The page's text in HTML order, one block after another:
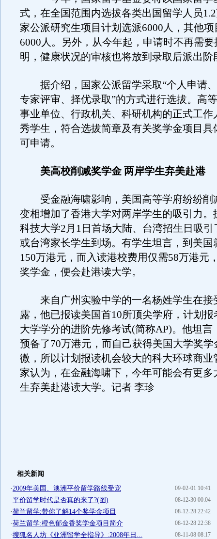
式，在全国范围内选拔各类出国留学人员
家公派研究生项目计划选派6000人，其他
6000人。另外，从今年起，申请时不再需
明，健康状况的审核也将放到录取后派出阶
据介绍，国家公派留学采取“个人申请
专家评审、择优录取”的方式进行选拔。高
事业单位、行政机关、科研机构的正式工作
秀学生，符合选拔简章及有关奖学金项目具
可申请。
美高校削减奖学金 两岸学生弃美赴港
受金融海啸影响，美国高等学府纷纷削
变相增加了香港大学对两岸学生的吸引力。
科技大学2月1日首场大陆、台湾招生日吸引
或台湾家长学生到场。有学生坦言，到美国
150万港元，而入读港校费用仅需58万港元
奖学金，便会赴港读大学。
来自广州实验中学的一名杨姓学生在接
露，他已报读美国首10所顶尖学府，计划
大学学分的进阶先修考试(简称AP)。他坦言
预备了70万港元，而自己获得美国大学奖学
微，所以计划报读机会较大的科大环球商业
家认为，在金融海啸下，今年可能会有更多
生弃美赴港读大学。记者 李珍
相关新闻
09-02-01 10:41
·2009年美国、澳洲平价留学路线受宠
08-12-30 00:04
·平价留学时代是否真的来了?(图)
08-12-28 22:42
·荷兰留学:带你了解14个奖学金项目
08-12-28 22:38
·荷兰留学:橙色郁金香奖学金项目简介
08-11-08 08:17
·搜狐名人坊《亚洲留学全指导》:2008年日...